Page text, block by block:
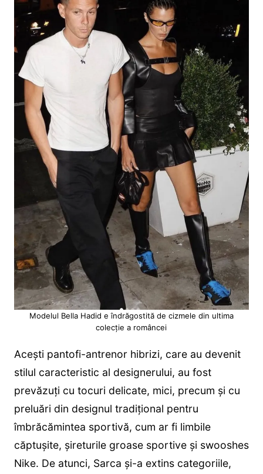
Modelul Bella Hadid e îndrăgostită de cizmele din ultima
colecție a româncei
Acești pantofi-antrenor hibrizi, care au devenit
stilul caracteristic al designerului, au fost
prevăzuți cu tocuri delicate, mici, precum și cu
preluări din designul tradițional pentru
îmbrăcămintea sportivă, cum ar fi limbile
căptușite, șireturile groase sportive și swooshes
Nike. De atunci, Sarca și-a extins categoriile,